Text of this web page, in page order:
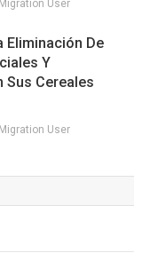
User
Eliminación De
Y
Sus Cereales
User